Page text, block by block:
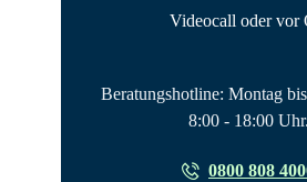
Videocall oder vor
Beratungshotline: Montag
8:00 - 18:00 Uhr.
0800 808